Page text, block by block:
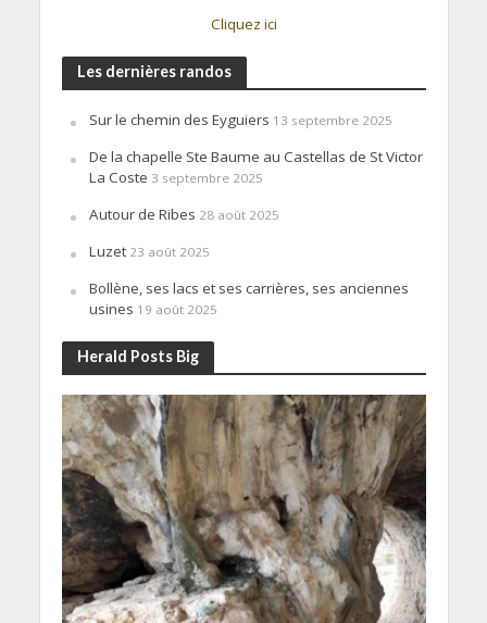
Cliquez ici
Les dernières randos
Sur le chemin des Eyguiers 13 septembre 2025
De la chapelle Ste Baume au Castellas de St Victor
La Coste 3 septembre 2025
Autour de Ribes 28 août 2025
Luzet 23 août 2025
Bollène, ses lacs et ses carrières, ses anciennes
usines 19 août 2025
Herald Posts Big